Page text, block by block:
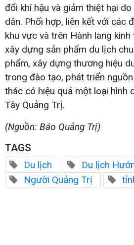
đổi khí hậu và giảm thiệt hại
dân. Phối hợp, liên kết với các
khu vực và trên Hành lang
xây dựng sản phẩm du lịch
phẩm, xây dựng thương hiệu
trong đào tạo, phát triển
thác có hiệu quả một loại hình
Tây Quảng Trị.
(Nguồn: Báo Quảng Trị)
TAGS
Du lịch
Du lịch
Người Quảng Trị